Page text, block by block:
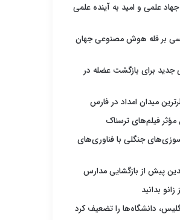
علمی و امید به آینده علمی
بر قله هوش مصنوعی جهان
جدید برای بازگشت عضله در
میدان امداد در فارس
فیلم‌های ترسناک
جنگلی با فناوری‌های
زانو بدانید
دانشگاه‌ها را تضعیف کرد